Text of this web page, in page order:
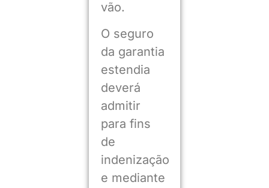
vão.
O seguro
da garantia
estendia
deverá
admitir
para fins
de
indenização
e mediante